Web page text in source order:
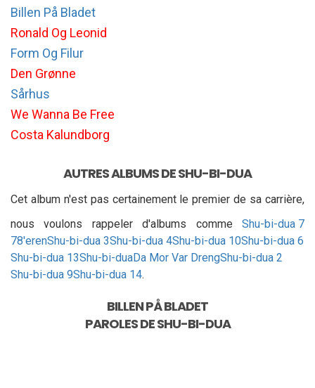
Billen På Bladet
Ronald Og Leonid
Form Og Filur
Den Grønne
Sårhus
We Wanna Be Free
Costa Kalundborg
AUTRES ALBUMS DE SHU-BI-DUA
Cet album n'est pas certainement le premier de sa carrière,
nous voulons rappeler d'albums comme Shu-bi-dua 7
78'erenShu-bi-dua 3Shu-bi-dua 4Shu-bi-dua 10Shu-bi-dua 6
Shu-bi-dua 13Shu-bi-duaDa Mor Var DrengShu-bi-dua 2
Shu-bi-dua 9Shu-bi-dua 14.
BILLEN PÅ BLADET
PAROLES DESHU-BI-DUA